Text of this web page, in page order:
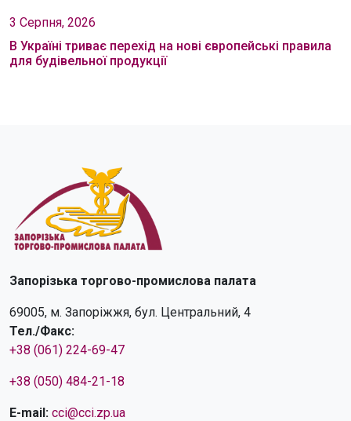
3 Серпня, 2026
В Україні триває перехід на нові європейські правила
для будівельної продукції
Запорізька торгово-промислова палата
69005, м. Запоріжжя, бул. Центральний, 4
Тел./Факс:
+38 (061) 224-69-47
+38 (050) 484-21-18
E-mail: cci@cci.zp.ua